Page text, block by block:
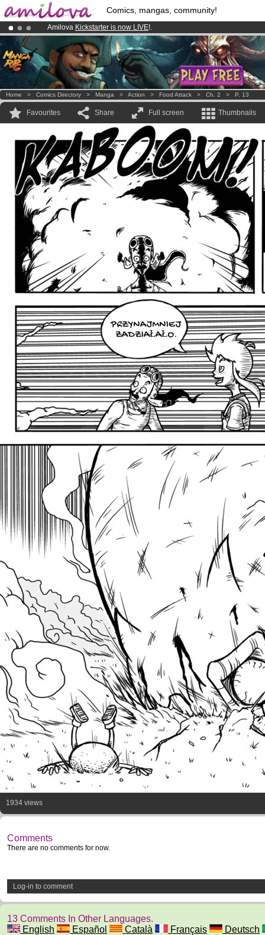
Comics, mangas, community!
Amilova Kickstarter is now LIVE!.
Already 100000membersand 1000comics & mangas!.
Premium membership from3.95 euros per month !Get membership
Home > Comics Directory > Manga > Action > Food Attack > Ch. 2 > P. 13
Favourites Share Full screen Thumbnails
PRZYNAJMNIEJ
ZADZIAŁAŁO.
1934 views
Comments
There are no comments for now.
Log-in to comment
13 Comments In Other Languages.
English
Español Català Français Deutsch